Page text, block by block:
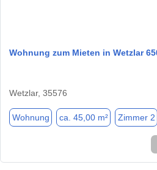
Wohnung zum Mieten in Wetzlar
Wetzlar, 35576
Wohnung ca. 45,00 m² Zimmer 2